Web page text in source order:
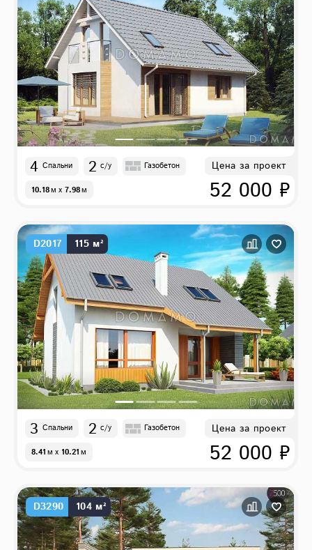
4 Спальни 2 с/у Газобетон
10.18м x 7.98м
Цена за проект
52 000 ₽
D2017 115 м²
3 Спальни 2 с/у Газобетон
8.41м x 10.21м
Цена за проект
52 000 ₽
D3290 104 м²